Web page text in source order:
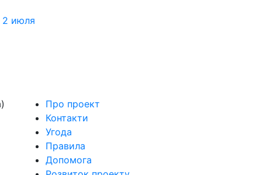
2 июля
Про проект
Контакти
Угода
Правила
Допомога